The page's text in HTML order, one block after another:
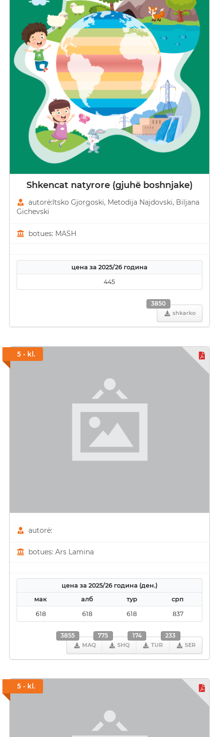
Shkencat natyrore (gjuhë boshnjake)
autorë:Itsko Gjorgoski, Metodija Najdovski, Biljana
Gichevski
botues: MASH
цена за 2025/26 година
445
shkarko
3850
5 - kl.
autorë:
botues: Ars Lamina
цена за 2025/26 година (ден.)
мак
алб тур
срп
618
618 618 837
MAQ
3855
SHQ
775
TUR
174
SER
233
5 - kl.